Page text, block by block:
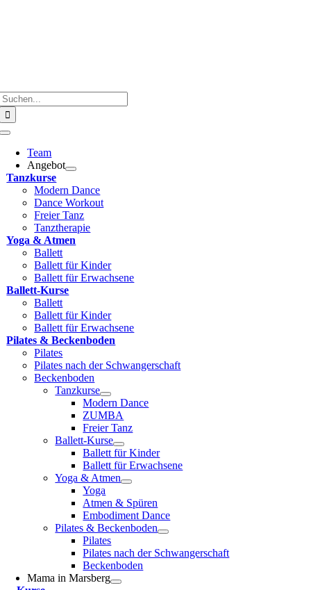
Toggle
Navigation
Team
Angebot
Tanzkurse
Modern Dance
Dance Workout
Freier Tanz
Tanztherapie
Yoga & Atmen
Ballett
Ballett für Kinder
Ballett für Erwachsene
Ballett-Kurse
Ballett
Ballett für Kinder
Ballett für Erwachsene
Pilates & Becken­boden
Pilates
Pilates nach der Schwangerschaft
Beckenboden
Tanzkurse
Modern Dance
ZUMBA
Freier Tanz
Ballett-Kurse
Ballett für Kinder
Ballett für Erwachsene
Yoga & Atmen
Yoga
Atmen & Spüren
Embodiment Dance
Pilates & Beckenboden
Pilates
Pilates nach der Schwangerschaft
Beckenboden
Mama in Marsberg